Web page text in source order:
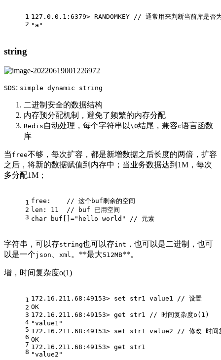
1
2
127.0.0.1:6379> RANDOMKEY // 通常用来判断当前库是否
"a"
string
SDS: simple dynamic string
二进制安全的数据结构
内存预分配机制，避免了频繁的内存分配
Redis 自动处理，每个字符串以\0结尾，兼容c语言函数
库
当 free不够，每次扩容，都是新增数据之后长度的两倍，扩容
之后，将新的数据赋值到内存中；当业务数据达到1M，每次
多分配1M；
1
2
3
free:    // 这个buf剩余的空间
len: 11  // buf 已用空间
char buf[]="hello world" // 元素
字符串，可以存string也可以存int ，也可以是二进制，也可
以是一个json xml 。**最大512MB**。
增，时间复杂度o(1)
1
2
3
4
5
6
7
8
172.16.211.68:49153> set str1 value1 // 设置
OK
172.16.211.68:49153> get str1 // 时间复杂度o(1)
"value1"
172.16.211.68:49153> set str1 value2 // 修改 时间
OK
172.16.211.68:49153> get str1
"value2"